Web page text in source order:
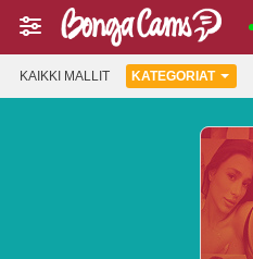
KAIKKI MALLIT KATEGORIAT